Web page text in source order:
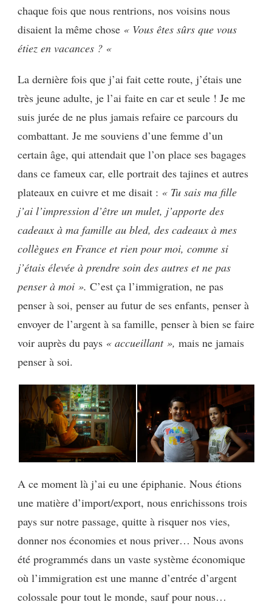
chaque fois que nous rentrions, nos voisins nous
disaient la même chose « Vous êtes sûrs que vous
étiez en vacances ? «
La dernière fois que j’ai fait cette route, j’étais une
très jeune adulte, je l’ai faite en car et seule ! Je me
suis jurée de ne plus jamais refaire ce parcours du
combattant. Je me souviens d’une femme d’un
certain âge, qui attendait que l’on place ses bagages
dans ce fameux car, elle portrait des tajines et autres
plateaux en cuivre et me disait : « Tu sais ma fille
j’ai l’impression d’être un mulet, j’apporte des
cadeaux à ma famille au bled, des cadeaux à mes
collègues en France et rien pour moi, comme si
j’étais élevée à prendre soin des autres et ne pas
penser à moi ». C’est ça l’immigration, ne pas
penser à soi, penser au futur de ses enfants, penser à
envoyer de l’argent à sa famille, penser à bien se faire
voir auprès du pays « accueillant », mais ne jamais
penser à soi.
A ce moment là j’ai eu une épiphanie. Nous étions
une matière d’import/export, nous enrichissons trois
pays sur notre passage, quitte à risquer nos vies,
donner nos économies et nous priver… Nous avons
été programmés dans un vaste système économique
où l’immigration est une manne d’entrée d’argent
colossale pour tout le monde, sauf pour nous…